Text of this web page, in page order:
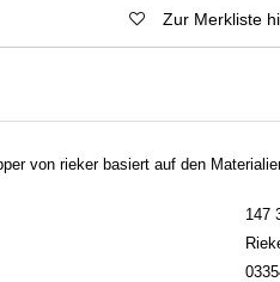
Zur Merkliste
von rieker basiert auf den
147